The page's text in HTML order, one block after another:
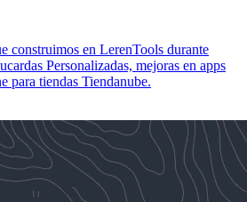
construimos en LerenTools durante
Personalizadas, mejoras en apps
para tiendas Tiendanube.